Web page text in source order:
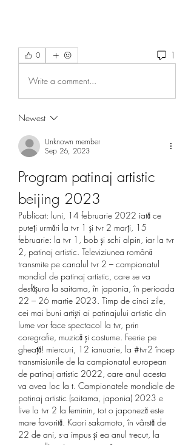
0 1
Write a comment...
Newest
Unknown member
Sep 26, 2023
Program patinaj artistic
beijing 2023
Publicat: luni, 14 februarie 2022 iată ce
puteţi urmări la tvr 1 şi tvr 2 marţi, 15
februarie: la tvr 1, bob şi schi alpin, iar la tvr
2, patinaj artistic. Televiziunea română
transmite pe canalul tvr 2 – campionatul
mondial de patinaj artistic, care se va
desfăşura la saitama, în japonia, în perioada
22 – 26 martie 2023. Timp de cinci zile,
cei mai buni artişti ai patinajului artistic din
lume vor face spectacol la tvr, prin
coregrafie, muzică şi costume. Feerie pe
gheaţă! miercuri, 12 ianuarie, la #tvr2 încep
transmisiunile de la campionatul european
de patinaj artistic 2022, care anul acesta
va avea loc la t. Campionatele mondiale de
patinaj artistic (saitama, japonia) 2023 e
live la tvr 2 la feminin, tot o japoneză este
mare favorită. Kaori sakamoto, în vârstă de
22 de ani, s-a impus şi ea anul trecut, la